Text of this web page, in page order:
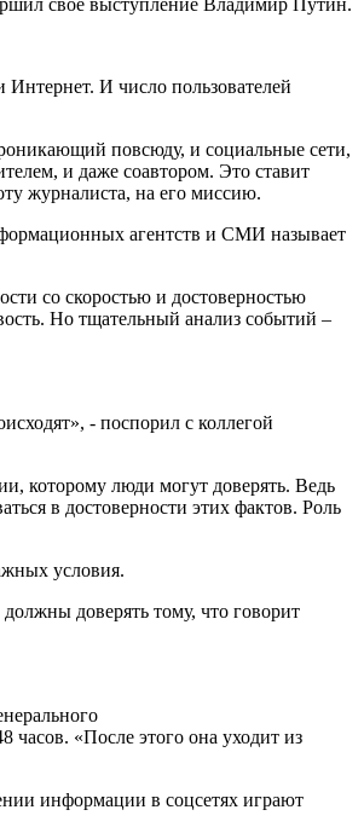
И число пользователей
повсюду, и социальные сети,
и даже соавтором. Это ставит
журналиста, на его миссию.
агентств и СМИ называет
со скоростью и достоверностью
Но тщательный анализ событий –
- поспорил с коллегой
которому люди могут доверять. Ведь
в достоверности этих фактов. Роль
условия.
доверять тому, что говорит
часов. «После этого она уходит из
информации в соцсетях играют